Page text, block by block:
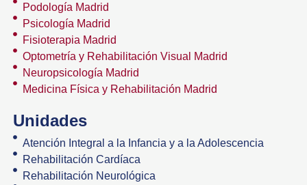
Podología Madrid
Psicología Madrid
Fisioterapia Madrid
Optometría y Rehabilitación Visual Madrid
Neuropsicología Madrid
Medicina Física y Rehabilitación Madrid
Unidades
Atención Integral a la Infancia y a la Adolescencia
Rehabilitación Cardíaca
Rehabilitación Neurológica